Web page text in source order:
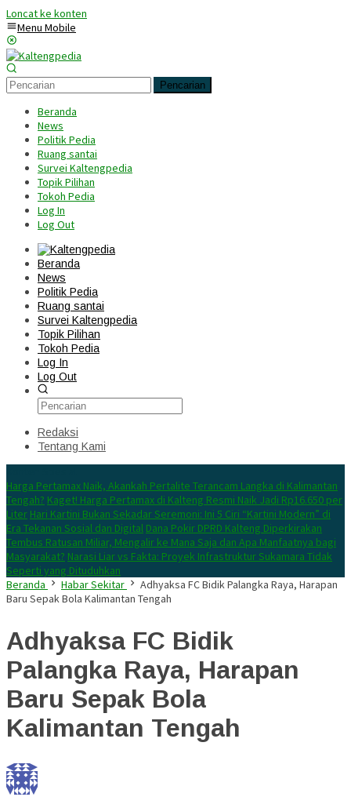
Loncat ke konten
Menu Mobile
Pencarian
Beranda
News
Politik Pedia
Ruang santai
Survei Kaltengpedia
Topik Pilihan
Tokoh Pedia
Log In
Log Out
Beranda
News
Politik Pedia
Ruang santai
Survei Kaltengpedia
Topik Pilihan
Tokoh Pedia
Log In
Log Out
Redaksi
Tentang Kami
Harga Pertamax Naik, Akankah Pertalite Terancam Langka di Kalimantan
Tengah? Kaget! Harga Pertamax di Kalteng Resmi Naik Jadi Rp16.650 per
Liter Hari Kartini Bukan Sekadar Seremoni: Ini 5 Ciri “Kartini Modern” di
Era Tekanan Sosial dan Digital Dana Pokir DPRD Kalteng Diperkirakan
Tembus Ratusan Miliar, Mengalir ke Mana Saja dan Apa Manfaatnya bagi
Masyarakat? Narasi Liar vs Fakta: Proyek Infrastruktur Sukamara Tidak
Seperti yang Dituduhkan
Beranda
Habar Sekitar
Adhyaksa FC Bidik Palangka Raya, Harapan
Baru Sepak Bola Kalimantan Tengah
Adhyaksa FC Bidik
Palangka Raya, Harapan
Baru Sepak Bola
Kalimantan Tengah